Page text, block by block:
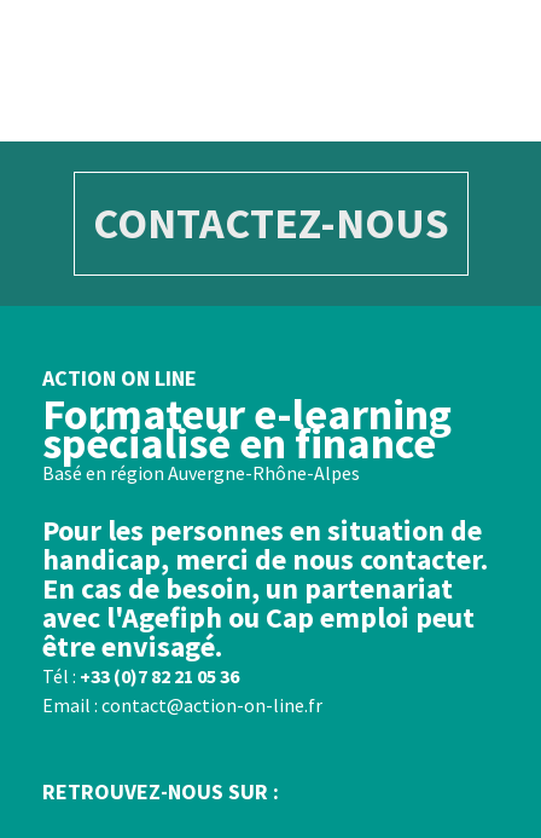
CONTACTEZ-NOUS
ACTION ON LINE
Formateur e-learning
spécialisé en finance
Basé en région Auvergne-Rhône-Alpes
Pour les personnes en situation de
handicap, merci de nous contacter.
En cas de besoin, un partenariat
avec l'Agefiph ou Cap emploi peut
être envisagé.
Tél : +33 (0)7 82 21 05 36
Email : contact@action-on-line.fr
RETROUVEZ-NOUS SUR :